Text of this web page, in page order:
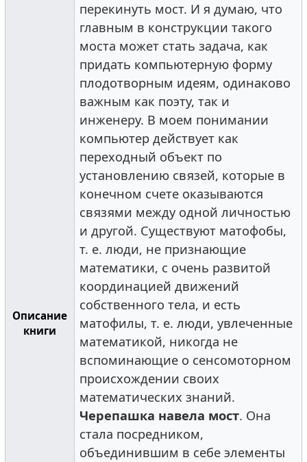
Описание
книги
перекинуть мост. И я думаю, что
главным в конструкции такого
моста может стать задача, как
придать компьютерную форму
плодотворным идеям, одинаково
важным как поэту, так и
инженеру. В моем понимании
компьютер действует как
переходный объект по
установлению связей, которые в
конечном счете оказываются
связями между одной личностью
и другой. Существуют матофобы,
т. е. люди, не признающие
математики, с очень развитой
координацией движений
собственного тела, и есть
матофилы, т. е. люди, увлеченные
математикой, никогда не
вспоминающие о сенсомоторном
происхождении своих
математических знаний.
Черепашка навела мост. Она
стала посредником,
объединившим в себе элементы